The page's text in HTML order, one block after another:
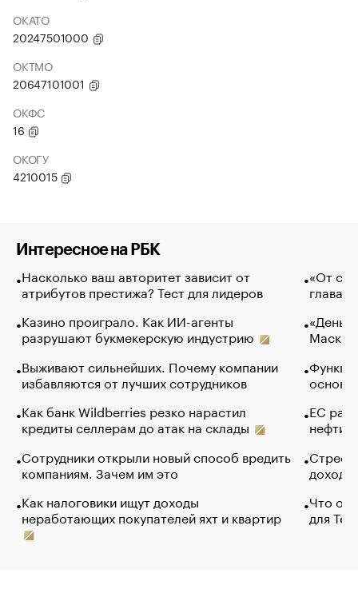
ОКАТО
20247501000
ОКТМО
20647101001
ОКФС
16
ОКОГУ
4210015
Интересное на РБК
Насколько ваш авторитет зависит от
атрибутов престижа? Тест для лидеров
Казино проиграло. Как ИИ-агенты
разрушают букмекерскую индустрию
Выживают сильнейших. Почему компании
избавляются от лучших сотрудников
Как банк Wildberries резко нарастил
кредиты селлерам до атак на склады
Сотрудники открыли новый способ вредить
компаниям. Зачем им это
Как налоговики ищут доходы
неработающих покупателей яхт и квартир
«От
глава
Маск в
основ
ЕС
нефти
Что
для